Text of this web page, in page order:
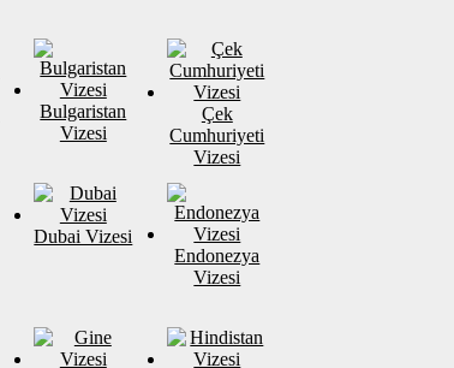
Bulgaristan
Vizesi
Çek
Cumhuriyeti
Vizesi
Dubai Vizesi
Endonezya
Vizesi